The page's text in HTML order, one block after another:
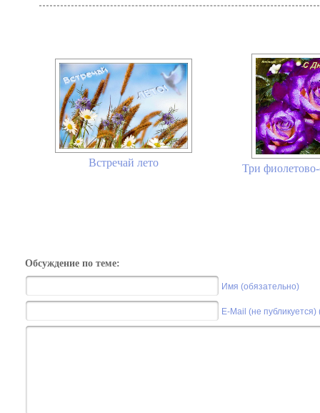
Встречай лето Три
Обсуждение по теме:
Имя (обязательно)
E-Mail (не